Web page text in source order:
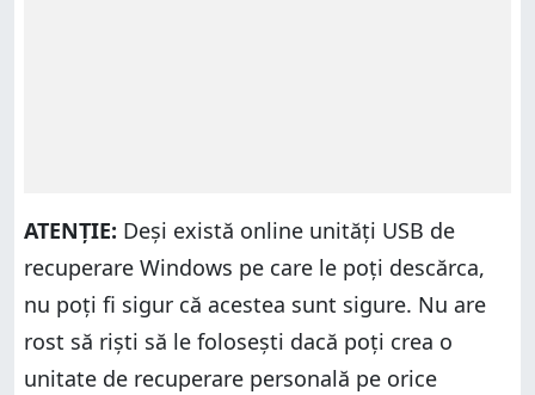
ATENȚIE: Deși există online unități USB de
recuperare Windows pe care le poți descărca,
nu poți fi sigur că acestea sunt sigure. Nu are
rost să riști să le folosești dacă poți crea o
unitate de recuperare personală pe orice